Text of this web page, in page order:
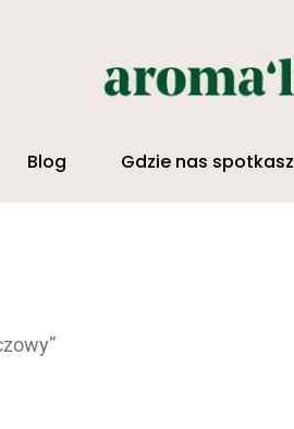
Blog Gdzie nas spotkasz